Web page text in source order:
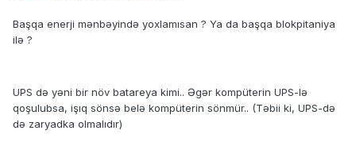
Başqa enerji mənbəyində yoxlamısan ? Ya da başqa blokpitaniya
ilə ?
UPS də yəni bir növ batareya kimi.. Əgər kompüterin UPS-lə
qoşulubsa, işıq sönsə belə kompüterin sönmür.. (Təbii ki, UPS-də
də zaryadka olmalıdır)